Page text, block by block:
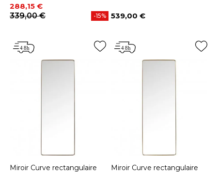
Prix
288,15 €
Prix de base
339,00 €
-15% Prix
539,00 €
Miroir Curve rectangulaire
Miroir Curve rectangulaire